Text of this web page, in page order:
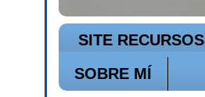
SITE RECURSOS
SOBRE MÍ